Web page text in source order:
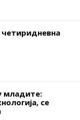
младите:
се